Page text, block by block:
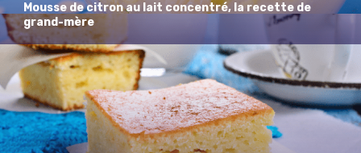
Mousse de citron au lait concentré, la recette de
grand-mère